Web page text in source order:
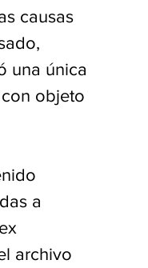
causas
una única
objeto
a
archivo